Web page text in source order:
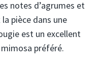
notes d’agrumes et
pièce dans une
est un excellent
préféré.